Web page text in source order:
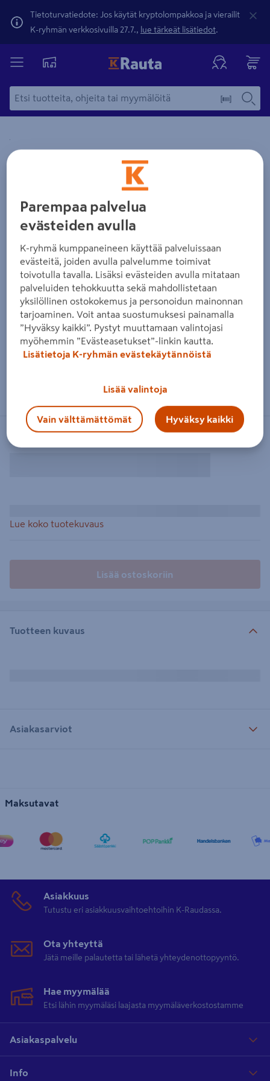
Tietoturvatiedote: Jos käytät kryptolompakkoa ja vierailit
K-ryhmän verkkosivuilla 27.7., lue tärkeät lisätiedot.
Yksityiskohtainen kuvaus löytyy Tuotteen kuvaus -
Zoomaa kuvaa sormilla kosketusnäytöllä
Lue koko tuotekuvaus
Lisää ostoskoriin
Tuotteen kuvaus
Asiakasarviot
Maksutavat
Asiakkuus
Tutustu eri asiakkuusvaihtoehtoihin K-Raudassa.
Ota yhteyttä
Jätä meille palautetta tai lähetä yhteydenottopyyntö.
Hae myymälää
Etsi lähin myymäläsi laajasta myymäläverkostostamme
Asiakaspalvelu
Info
Parempaa palvelua
evästeiden avulla
K-ryhmä kumppaneineen käyttää palveluissaan
evästeitä, joiden avulla palvelumme toimivat
toivotulla tavalla. Lisäksi evästeiden avulla mitataan
palveluiden tehokkuutta sekä mahdollistetaan
yksilöllinen ostokokemus ja personoidun mainonnan
tarjoaminen. Voit antaa suostumuksesi painamalla
”Hyväksy kaikki”. Pystyt muuttamaan valintojasi
myöhemmin ”Evästeasetukset”-linkin kautta.
Lisätietoja K-ryhmän evästekäytännöistä
Lisää valintoja
Vain välttämättömät Hyväksy kaikki